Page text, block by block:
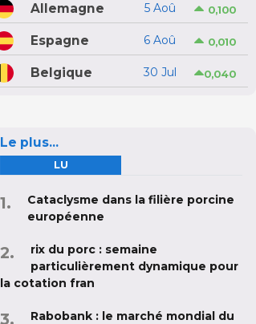
Allemagne 5 Aoû 0,100
Espagne 6 Aoû 0,010
Belgique 30 Jul 0,040
Le plus...
LU
Cataclysme dans la filière porcine
européenne
rix du porc : semaine
particulièrement dynamique pour
la cotation fran
Rabobank : le marché mondial du